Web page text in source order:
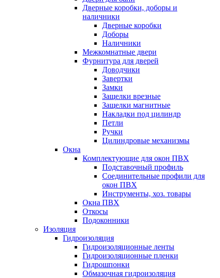
Дверные коробки, доборы и
наличники
Дверные коробки
Доборы
Наличники
Межкомнатные двери
Фурнитура для дверей
Доводчики
Завертки
Замки
Защелки врезные
Защелки магнитные
Накладки под цилиндр
Петли
Ручки
Цилиндровые механизмы
Окна
Комплектующие для окон ПВХ
Подставочный профиль
Соединительные профили для
окон ПВХ
Инструменты, хоз. товары
Окна ПВХ
Откосы
Подоконники
Изоляция
Гидроизоляция
Гидроизоляционные ленты
Гидроизоляционные пленки
Гидрошпонки
Обмазочная гидроизоляция